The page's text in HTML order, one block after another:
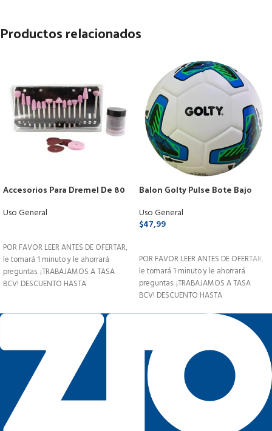
Productos relacionados
Accesorios Para Dremel De 80
Uso General
POR FAVOR LEER ANTES DE OFERTAR,
le tomará 1 minuto y le ahorrará
preguntas. ¡TRABAJAMOS A TASA
BCV! DESCUENTO HASTA
Balon Golty Pulse Bote Bajo
Futbol
Uso General
$47,99
POR FAVOR LEER ANTES DE OFERTAR,
le tomará 1 minuto y le ahorrará
preguntas. ¡TRABAJAMOS A TASA
BCV! DESCUENTO HASTA